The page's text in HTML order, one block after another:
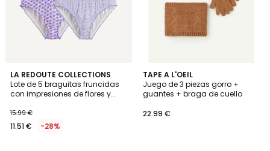
LA REDOUTE COLLECTIONS
Lote de 5 braguitas fruncidas
con impresiones de flores y
15.99 €
11.51 € -28%
5
/
5
TAPE A L'OEIL
Juego de 3 piezas gorro +
guantes + braga de cuello
22.99 €
5
/
5
2
Colores